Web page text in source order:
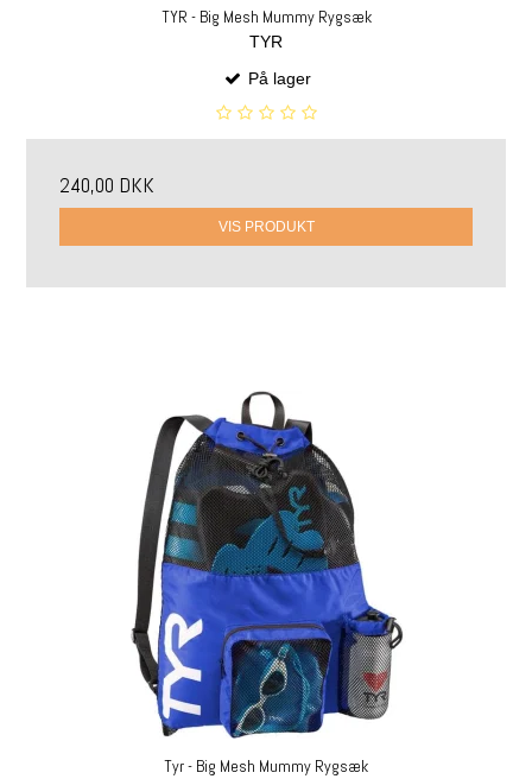
TYR - Big Mesh Mummy Rygsæk
TYR
På lager
240,00 DKK
VIS PRODUKT
Tyr - Big Mesh Mummy Rygsæk